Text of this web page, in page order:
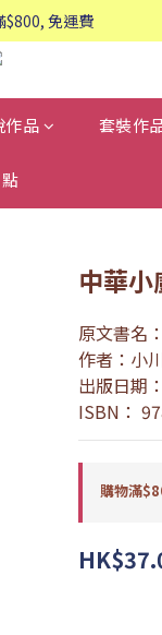
：95588661
$800, 免運費
：95588661
作品 套裝作
中華
原文書名
作者：小
出版日期
ISBN：
購物滿